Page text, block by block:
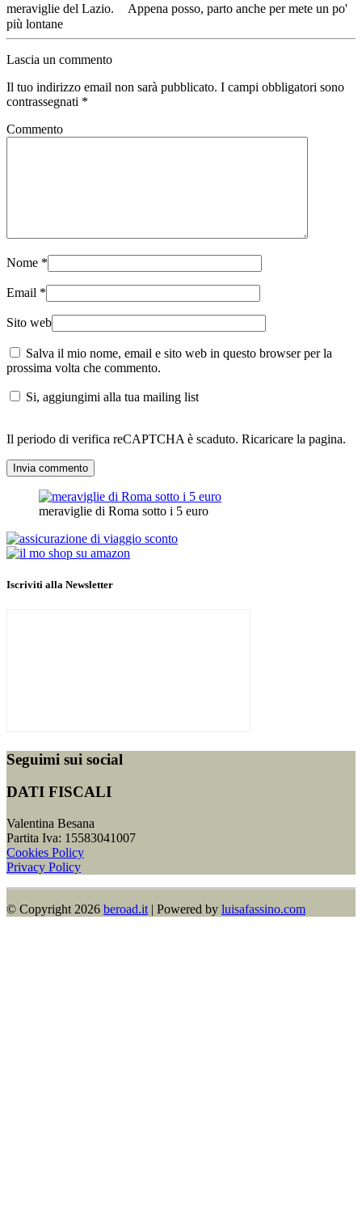
meraviglie del Lazio. Appena posso, parto anche per mete un po'
più lontane
Lascia un commento
Il tuo indirizzo email non sarà pubblicato. I campi obbligatori sono
contrassegnati *
Commento
Nome *
Email *
Sito web
Salva il mio nome, email e sito web in questo browser per la
prossima volta che commento.
Si, aggiungimi alla tua mailing list
Il periodo di verifica reCAPTCHA è scaduto. Ricaricare la pagina.
Invia commento
meraviglie di Roma sotto i 5 euro
Iscriviti alla Newsletter
Seguimi sui social
DATI FISCALI
Valentina Besana
Partita Iva: 15583041007
Cookies Policy
Privacy Policy
© Copyright 2026​ beroad.it | Powered by luisafassino.com